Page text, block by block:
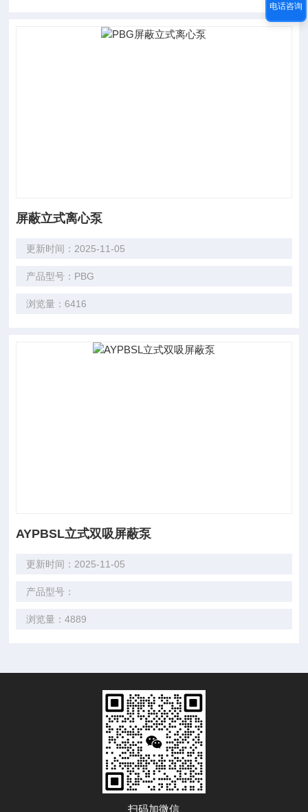
屏蔽立式离心泵
更新时间：2025-11-05
产品型号：PBG
浏览量：6416
AYPBSL立式双吸屏蔽泵
更新时间：2025-11-05
产品型号：
浏览量：4889
扫码加微信
电话咨询